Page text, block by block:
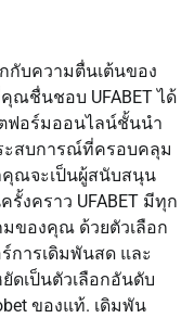
กับความตื่นเต้นของ
ณชื่นชอบ UFABET ได้
ตฟอร์มออนไลน์ชั้นนำ
ะสบการณ์ที่ครอบคลุม
คุณจะเป็นผู้สนับสนุน
งคราว UFABET มีทุก
ของคุณ ด้วยตัวเลือก
การเดิมพันสด และ
ดเป็นตัวเลือกอันดับ
ของแท้. เดิมพัน